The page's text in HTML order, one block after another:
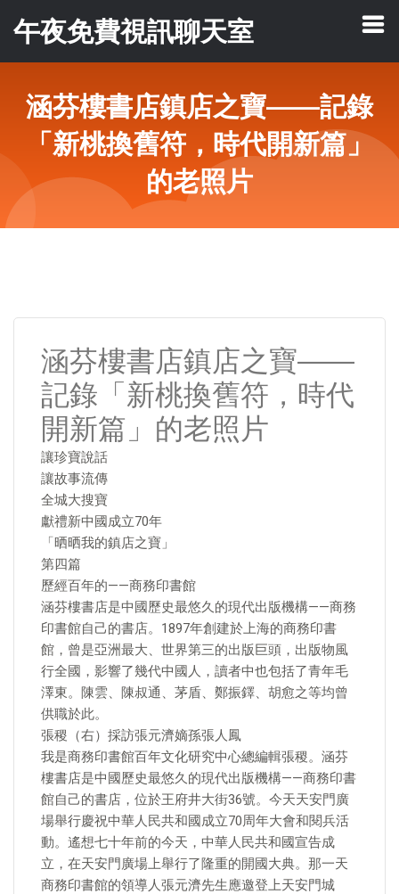
午夜免費視訊聊天室
涵芬樓書店鎮店之寶——記錄
「新桃換舊符，時代開新篇」
的老照片
涵芬樓書店鎮店之寶——
記錄「新桃換舊符，時代
開新篇」的老照片
讓珍寶說話
讓故事流傳
全城大搜寶
獻禮新中國成立70年
「晒晒我的鎮店之寶」
第四篇
歷經百年的——商務印書館
涵芬樓書店是中國歷史最悠久的現代出版機構——商務
印書館自己的書店。1897年創建於上海的商務印書
館，曾是亞洲最大、世界第三的出版巨頭，出版物風
行全國，影響了幾代中國人，讀者中也包括了青年毛
澤東。陳雲、陳叔通、茅盾、鄭振鐸、胡愈之等均曾
供職於此。
張稷（右）採訪張元濟嫡孫張人鳳
我是商務印書館百年文化研究中心總編輯張稷。涵芬
樓書店是中國歷史最悠久的現代出版機構——商務印書
館自己的書店，位於王府井大街36號。今天天安門廣
場舉行慶祝中華人民共和國成立70周年大會和閱兵活
動。遙想七十年前的今天，中華人民共和國宣告成
立，在天安門廣場上舉行了隆重的開國大典。那一天
商務印書館的領導人張元濟先生應邀登上天安門城